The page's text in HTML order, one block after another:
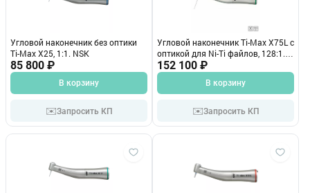
Угловой наконечник без оптики
Ti-Max X25, 1:1. NSK
85 800 ₽
В корзину
✉️Запросить КП
Угловой наконечник Ti-Max X75L c
оптикой для Ni-Ti файлов, 128:1.
NSK
152 100 ₽
В корзину
✉️Запросить КП